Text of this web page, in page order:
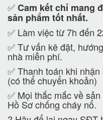
✅Cam kếtchỉ mang
sản phẩm tốt nhất.
✅ Làm việc từ 7h đến
✅ Tư vấn kê đặt,
nhà miễn phí.
✅ Thanh toán khi
(có thể chuyển khoản)
✅ Mọi thắc mắc về
Hồ Sơ chống cháy nổ.